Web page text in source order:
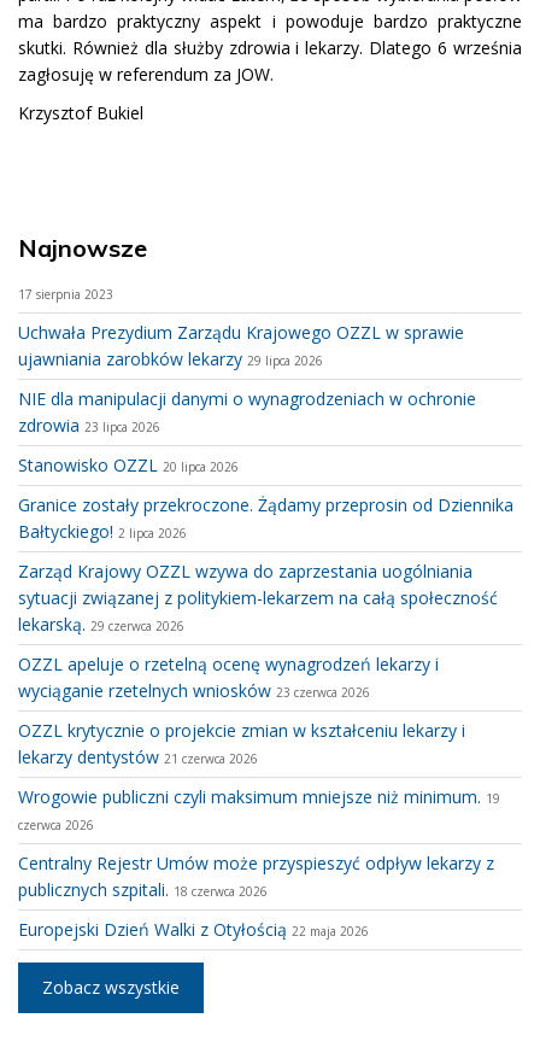
ma bardzo praktyczny aspekt i powoduje bardzo praktyczne
skutki. Również dla służby zdrowia i lekarzy. Dlatego 6 września
zagłosuję w referendum za JOW.
Krzysztof Bukiel
Najnowsze
17 sierpnia 2023
Uchwała Prezydium Zarządu Krajowego OZZL w sprawie
ujawniania zarobków lekarzy 29 lipca 2026
NIE dla manipulacji danymi o wynagrodzeniach w ochronie
zdrowia 23 lipca 2026
Stanowisko OZZL 20 lipca 2026
Granice zostały przekroczone. Żądamy przeprosin od Dziennika
Bałtyckiego! 2 lipca 2026
Zarząd Krajowy OZZL wzywa do zaprzestania uogólniania
sytuacji związanej z politykiem-lekarzem na całą społeczność
lekarską. 29 czerwca 2026
OZZL apeluje o rzetelną ocenę wynagrodzeń lekarzy i
wyciąganie rzetelnych wniosków 23 czerwca 2026
OZZL krytycznie o projekcie zmian w kształceniu lekarzy i
lekarzy dentystów 21 czerwca 2026
Wrogowie publiczni czyli maksimum mniejsze niż minimum. 19
czerwca 2026
Centralny Rejestr Umów może przyspieszyć odpływ lekarzy z
publicznych szpitali. 18 czerwca 2026
Europejski Dzień Walki z Otyłością 22 maja 2026
Zobacz wszystkie